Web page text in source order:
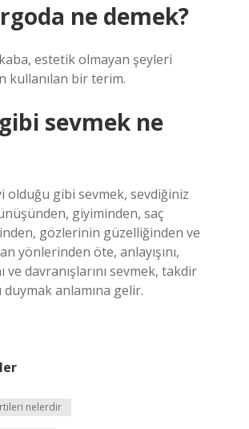
ne demek?
estetik olmayan şeyleri
kullanılan bir terim.
sevmek ne
olduğu gibi sevmek, sevdiğiniz
giyiminden, saç
gözlerinin güzelliğinden ve
yönlerinden öte, anlayışını,
ve davranışlarını sevmek, takdir
duymak anlamına gelir.
nelerdir